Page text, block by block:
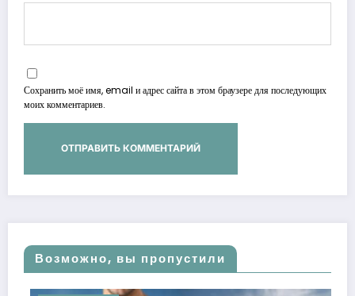
Сохранить моё имя, email и адрес сайта в этом браузере для последующих
моих комментариев.
Возможно, вы пропустили